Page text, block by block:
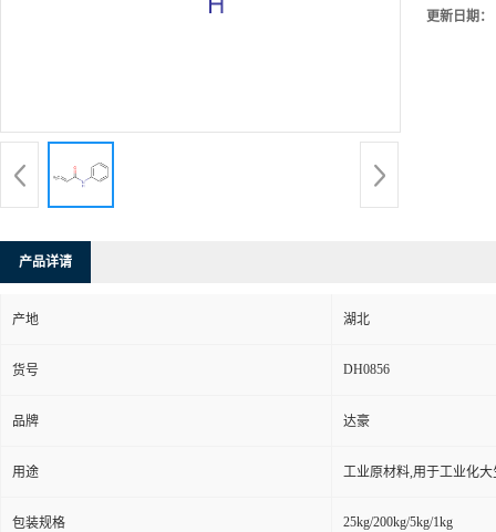
更新日期：
产品详请
产地 湖北
货号 DH0856
品牌 达豪
用途 工业原材料,用于工业化大
包装规格 25kg/200kg/5kg/1kg